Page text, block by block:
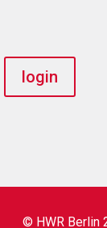
login
© HWR Berlin